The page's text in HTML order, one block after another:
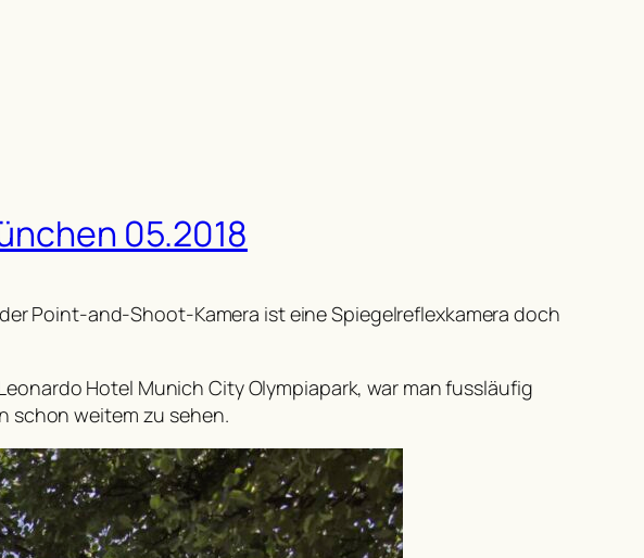
05.2018
Point-and-Shoot-Kamera ist eine Spiegelreflexkamera doch
Hotel Munich City Olympiapark, war man fussläufig
schon weitem zu sehen.